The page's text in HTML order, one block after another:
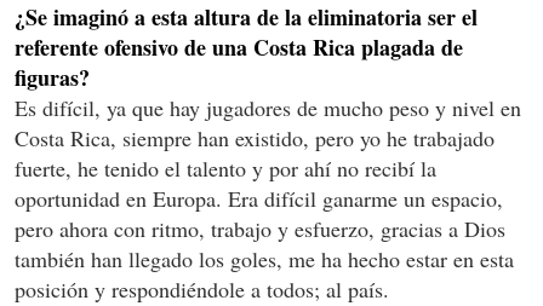
¿Se imaginó a esta altura de la eliminatoria ser el
referente ofensivo de una Costa Rica plagada de
figuras?
Es difícil, ya que hay jugadores de mucho peso y nivel en
Costa Rica, siempre han existido, pero yo he trabajado
fuerte, he tenido el talento y por ahí no recibí la
oportunidad en Europa. Era difícil ganarme un espacio,
pero ahora con ritmo, trabajo y esfuerzo, gracias a Dios
también han llegado los goles, me ha hecho estar en esta
posición y respondiéndole a todos; al país.